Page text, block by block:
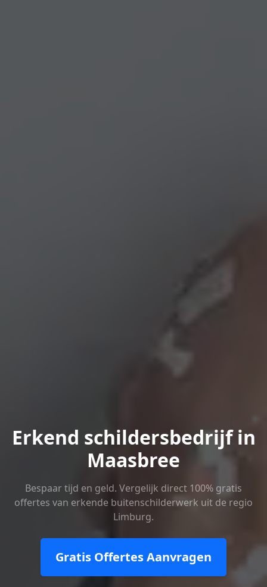
Erkend schildersbedrijf in
Maasbree
Bespaar tijd en geld. Vergelijk direct 100% gratis
offertes van erkende buitenschilderwerk uit de regio
Limburg.
Gratis Offertes Aanvragen